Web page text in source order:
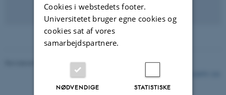
-Jette Odgaard Villemoes
Cookies i webstedets footer.
Universitetet bruger egne cookies og
cookies sat af vores
samarbejdspartnere.
NØDVENDIGE STATISTISKE